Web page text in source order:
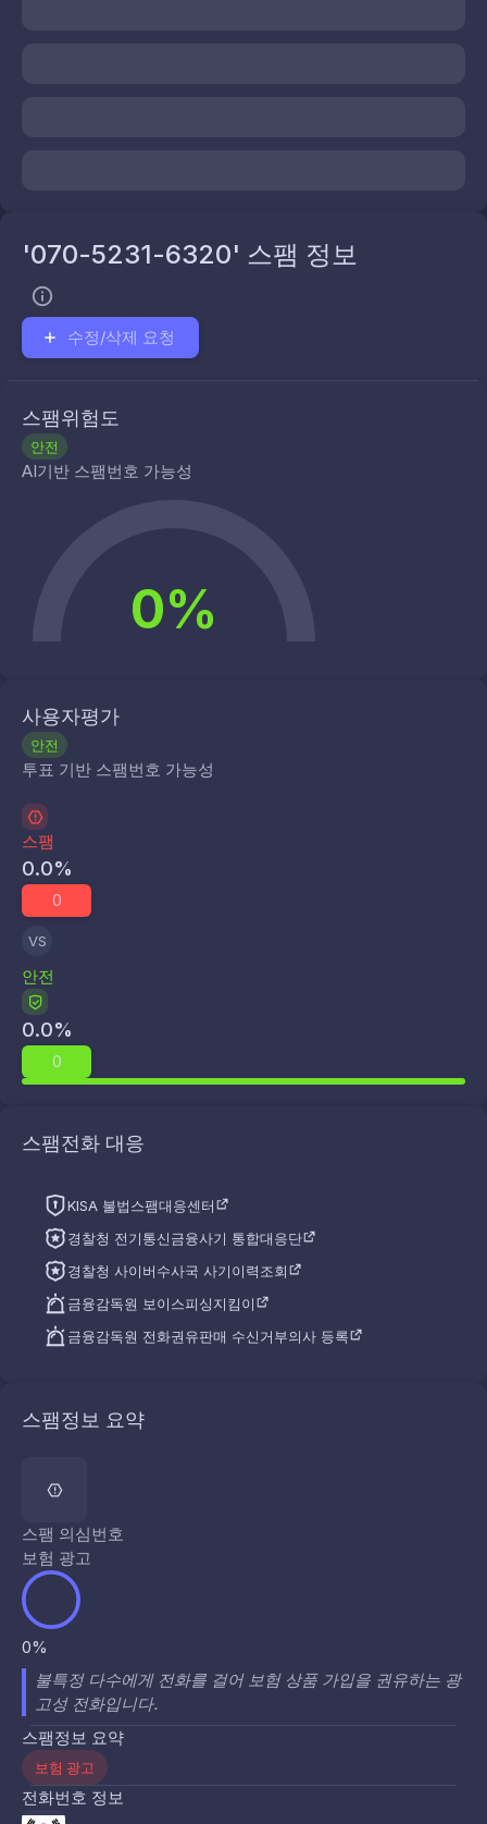
'070-5231-6320' 스팸 정보
수정/삭제 요청
스팸위험도
안전
AI기반 스팸번호 가능성
0%
사용자평가
안전
투표 기반 스팸번호 가능성
스팸
0.0%
0
VS
안전
0.0%
0
스팸전화 대응
KISA 불법스팸대응센터
경찰청 전기통신금융사기 통합대응단
경찰청 사이버수사국 사기이력조회
금융감독원 보이스피싱지킴이
금융감독원 전화권유판매 수신거부의사 등록
스팸정보 요약
스팸 의심번호
보험 광고
0%
불특정 다수에게 전화를 걸어 보험 상품 가입을 권유하는 광
고성 전화입니다.
스팸정보 요약
보험 광고
전화번호 정보